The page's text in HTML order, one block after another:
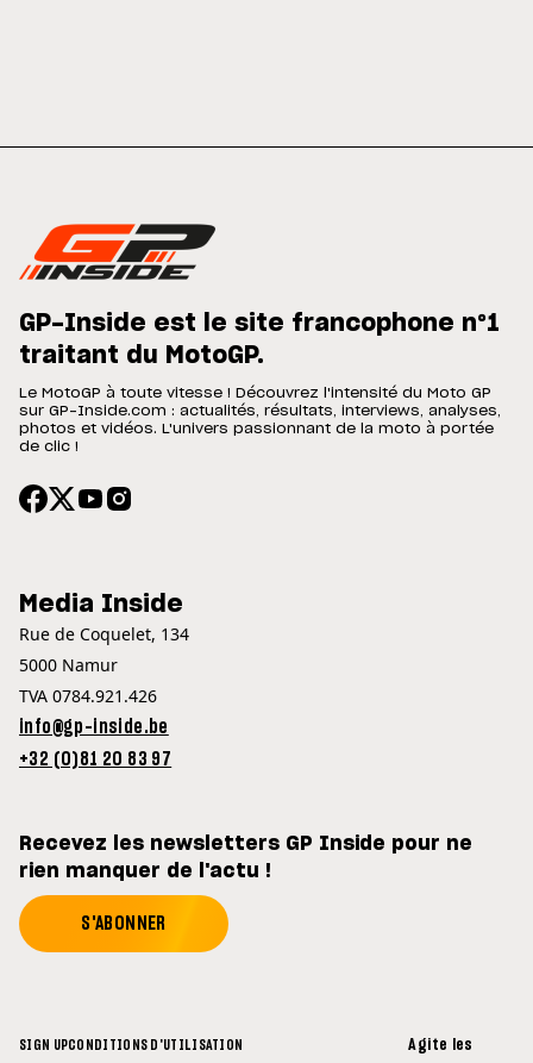
GP-Inside est le site francophone n°1
traitant du MotoGP.
Le MotoGP à toute vitesse ! Découvrez l'intensité du Moto GP
sur GP-Inside.com : actualités, résultats, interviews, analyses,
photos et vidéos. L'univers passionnant de la moto à portée
de clic !
Media Inside
Rue de Coquelet, 134
5000 Namur
TVA 0784.921.426
info@gp-inside.be
+32 (0)81 20 83 97
Recevez les newsletters GP Inside pour ne
rien manquer de l'actu !
S'ABONNER
SIGN UPCONDITIONS D'UTILISATION Agite les